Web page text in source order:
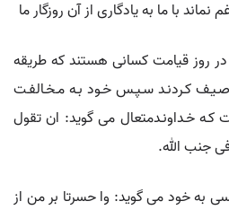
با ما به یادگاری از آن روزگار ما
روز قيامت كسانى هستند كه طريقه
كـردنـد سـپـس خـود بـه مـخـالفـت
كـه خـداونـدمتعال مى گويد: ان تقول
جنب الله.
به خود مى گويد: وا حسرتا بر من از